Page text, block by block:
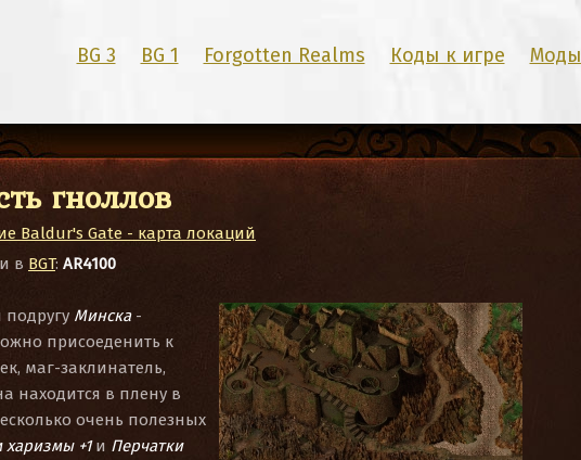
BG 3 BG 1 Forgotten Realms Коды к игре Моды
гноллов
Baldur's Gate - карта локаций
в BGT: AR4100
Минска-
присоеденить к
маг-заклинатель,
находится в плену в
очень полезных
харизмы +1и Перчатки